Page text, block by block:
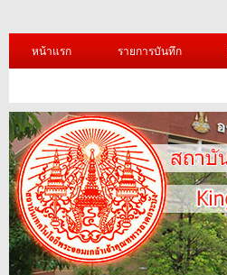
หน้าแรก รายการบันทึก